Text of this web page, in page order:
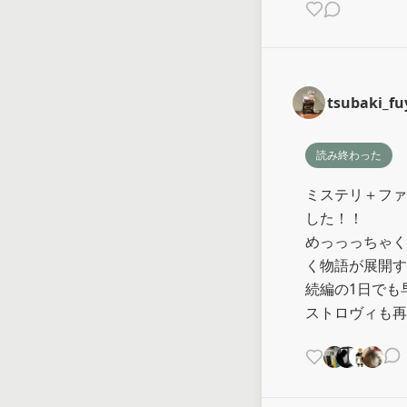
読み終わった
ミステリ＋フ
した！！
めっっっちゃ
く物語が展開
続編の1日でも
ストロヴィも